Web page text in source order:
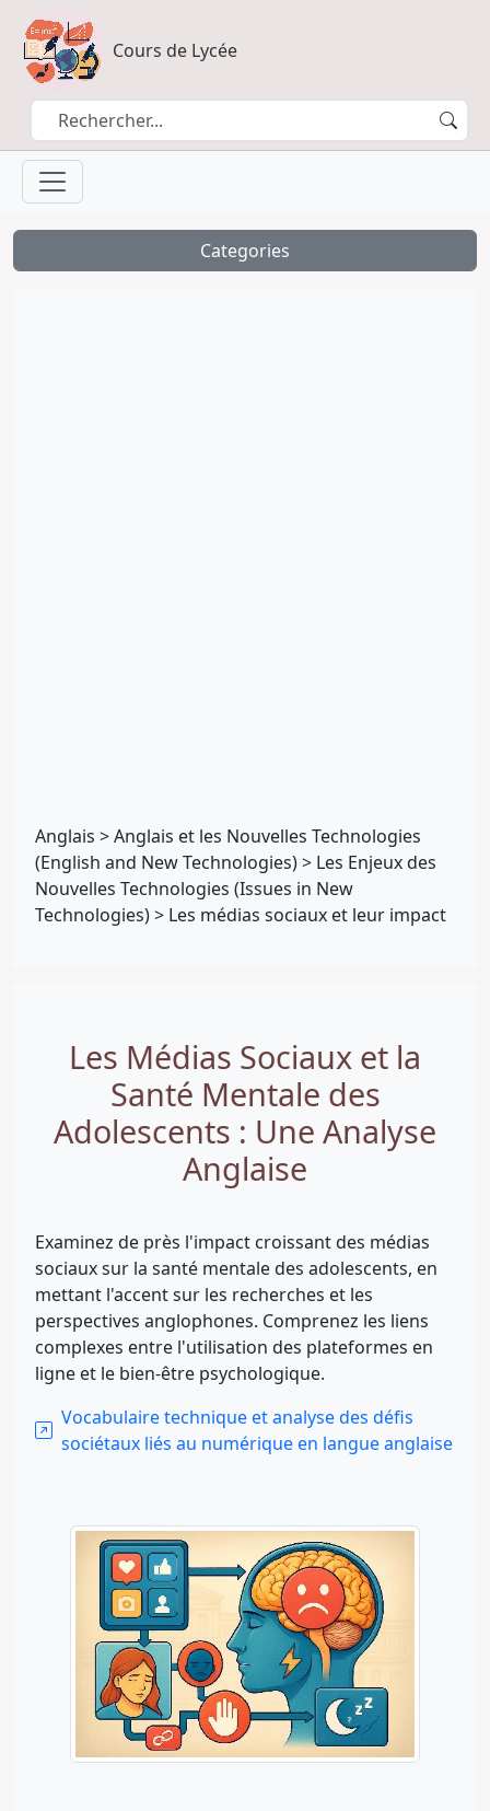
Cours de Lycée
Categories
Anglais >Anglais et les Nouvelles Technologies
(English and New Technologies)> Les Enjeux des
Nouvelles Technologies (Issues in New
Technologies)> Les médias sociaux et leur impact
Les Médias Sociaux et la
Santé Mentale des
Adolescents : Une Analyse
Anglaise
Examinez de près l'impact croissant des médias
sociaux sur la santé mentale des adolescents, en
mettant l'accent sur les recherches et les
perspectives anglophones. Comprenez les liens
complexes entre l'utilisation des plateformes en
ligne et le bien-être psychologique.
Vocabulaire technique et analyse des défis
sociétaux liés au numérique en langue anglaise